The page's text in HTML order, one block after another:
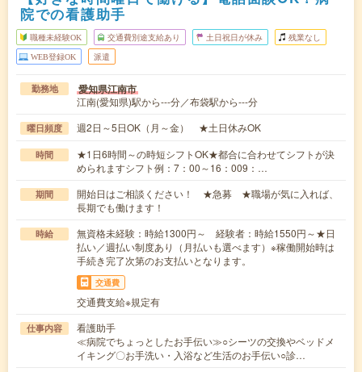
院での看護助手
職種未経験OK 交通費別途支給あり 土日祝日が休み 残業なし
WEB登録OK 派遣
勤務地 愛知県江南市
江南(愛知県)駅から---分／布袋駅から---分
曜日頻度 週2日～5日OK（月～金） ★土日休みOK
時間
★1日6時間～の時短シフトOK★都合に合わせてシフトが決
められますシフト例：7：00～16：009：…
期間
開始日はご相談ください！ ★急募 ★職場が気に入れば、
長期でも働けます！
時給
無資格未経験：時給1300円～ 経験者：時給1550円～★日
払い／週払い制度あり（月払いも選べます）※稼働開始時は
手続き完了次第のお支払いとなります。
交通費
交通費支給※規定有
仕事内容
看護助手
≪病院でちょっとしたお手伝い≫○シーツの交換やベッドメ
イキング〇お手洗い・入浴など生活のお手伝い○診…